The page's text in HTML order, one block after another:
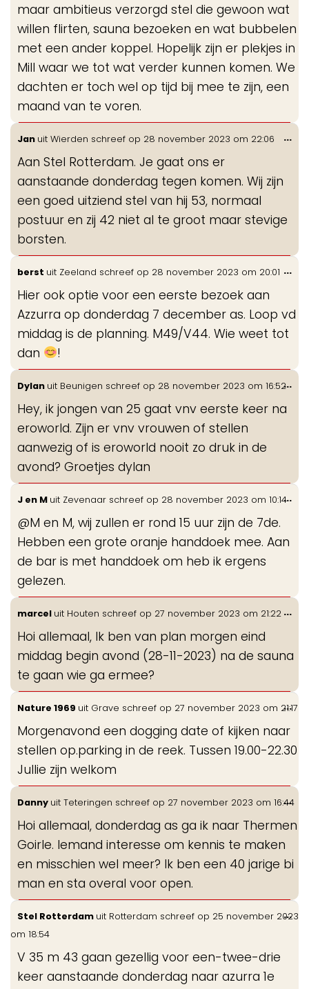
maar ambitieus verzorgd stel die gewoon wat
willen flirten, sauna bezoeken en wat bubbelen
met een ander koppel. Hopelijk zijn er plekjes in
Mill waar we tot wat verder kunnen komen. We
dachten er toch wel op tijd bij mee te zijn, een
maand van te voren.
Jan uit Wierden schreef op 28 november 2023 om 22:06
Aan Stel Rotterdam. Je gaat ons er
aanstaande donderdag tegen komen. Wij zijn
een goed uitziend stel van hij 53, normaal
postuur en zij 42 niet al te groot maar stevige
borsten.
...
berst uit Zeeland schreef op 28 november 2023 om 20:01
Hier ook optie voor een eerste bezoek aan
Azzurra op donderdag 7 december as. Loop vd
middag is de planning. M49/V44. Wie weet tot
dan
!
...
Dylan uit Beunigen schreef op 28 november 2023 om 16:52
Hey, ik jongen van 25 gaat vnv eerste keer na
eroworld. Zijn er vnv vrouwen of stellen
aanwezig of is eroworld nooit zo druk in de
avond? Groetjes dylan
...
J en M uit Zevenaar schreef op 28 november 2023 om 10:14
@M en M, wij zullen er rond 15 uur zijn de 7de.
Hebben een grote oranje handdoek mee. Aan
de bar is met handdoek om heb ik ergens
gelezen.
...
marcel uit Houten schreef op 27 november 2023 om 21:22
Hoi allemaal, Ik ben van plan morgen eind
middag begin avond (28-11-2023) na de sauna
te gaan wie ga ermee?
...
Nature 1969 uit Grave schreef op 27 november 2023 om 21:17
Morgenavond een dogging date of kijken naar
stellen op.parking in de reek. Tussen 19.00-22.30
Jullie zijn welkom
...
Danny uit Teteringen schreef op 27 november 2023 om 16:44
Hoi allemaal, donderdag as ga ik naar Thermen
Goirle. Iemand interesse om kennis te maken
en misschien wel meer? Ik ben een 40 jarige bi
man en sta overal voor open.
...
Stel Rotterdam uit Rotterdam schreef op 25 november 2023
om 18:54
V 35 m 43 gaan gezellig voor een-twee-drie
keer aanstaande donderdag naar azurra 1e
...